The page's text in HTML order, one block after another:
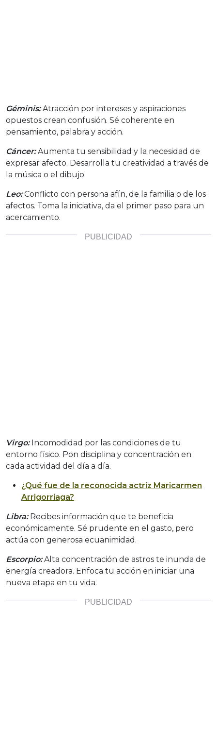
Géminis:Atracción por intereses y aspiraciones
opuestos crean confusión. Sé coherente en
pensamiento, palabra y acción.
Cáncer:Aumenta tu sensibilidad y la necesidad de
expresar afecto. Desarrolla tu creatividad a través de
la música o el dibujo.
Leo:Conflicto con persona afín, de la familia o de los
afectos. Toma la iniciativa, da el primer paso para un
acercamiento.
Virgo:Incomodidad por las condiciones de tu
entorno físico. Pon disciplina y concentración en
cada actividad del día a día.
¿Qué fue de la reconocida actriz Maricarmen
Arrigorriaga?
Libra: Recibes información que te beneficia
económicamente. Sé prudente en el gasto, pero
actúa con generosa ecuanimidad.
Escorpio:Alta concentración de astros te inunda de
energía creadora. Enfoca tu acción en iniciar una
nueva etapa en tu vida.